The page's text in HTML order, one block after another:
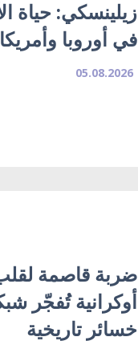
زيلينسكي: حياة
في أوروبا وأمريكا
05.08.2026
ضربة قاصمة
خسائر تاريخية